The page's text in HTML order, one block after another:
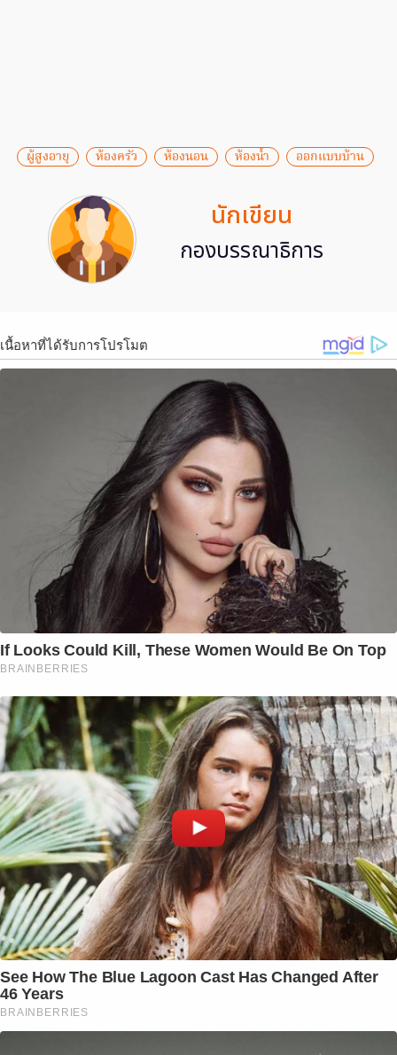
ผู้สูงอายุ ห้องครัว ห้องนอน ห้องน้ำ ออกแบบบ้าน
นักเขียน
กองบรรณาธิการ
เนื้อหาที่ได้รับการโปรโมต
If Looks Could Kill, These Women Would Be On Top
BRAINBERRIES
See How The Blue Lagoon Cast Has Changed After
46 Years
BRAINBERRIES